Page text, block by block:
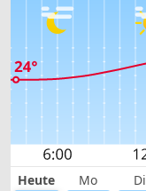
Heute Mo Di